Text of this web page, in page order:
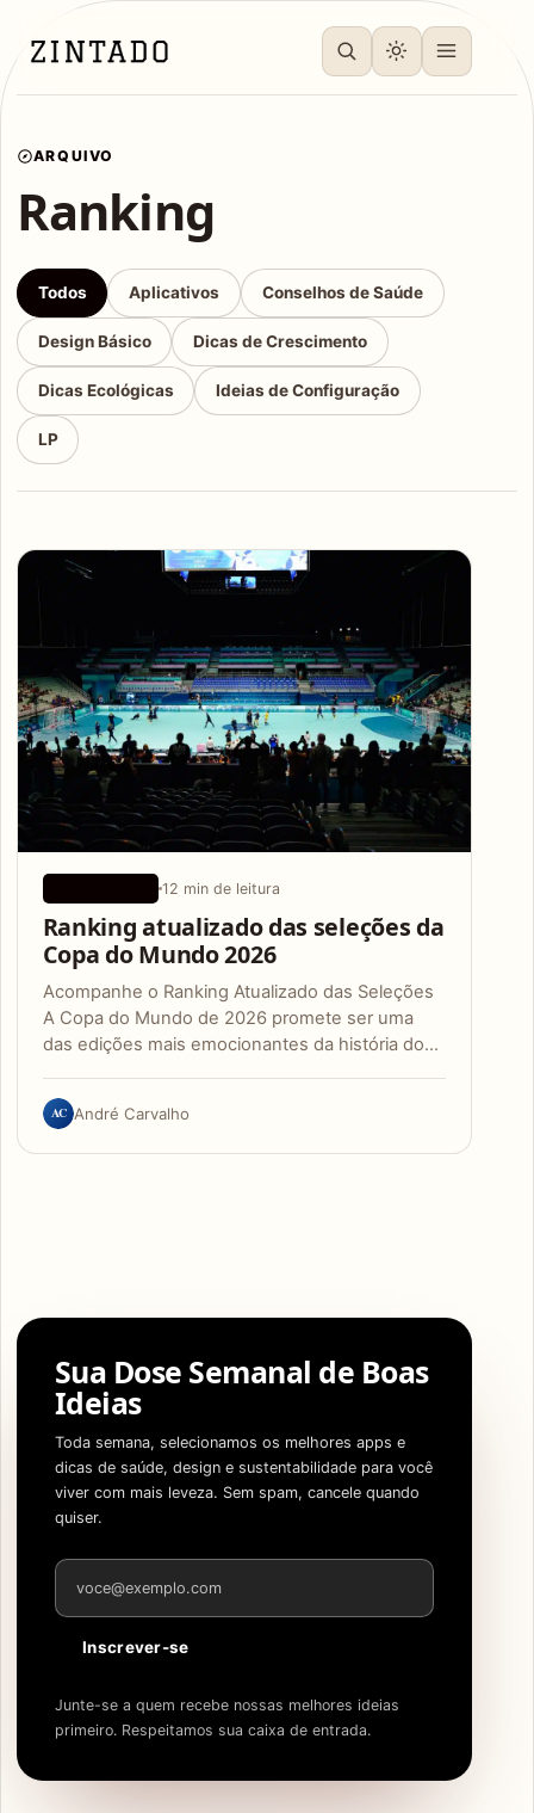
ARQUIVO
Ranking
Todos Aplicativos Conselhos de Saúde
Design Básico Dicas de Crescimento
Dicas Ecológicas Ideias de Configuração
LP
Articles
12 min de leitura
Ranking atualizado das seleções da
Copa do Mundo 2026
Acompanhe o Ranking Atualizado das Seleções
A Copa do Mundo de 2026 promete ser uma
das edições mais emocionantes da história do…
AC André Carvalho
Sua Dose Semanal de Boas
Ideias
Toda semana, selecionamos os melhores apps e
dicas de saúde, design e sustentabilidade para você
viver com mais leveza. Sem spam, cancele quando
quiser.
Endereço de e-mail
Inscrever-se
Junte-se a quem recebe nossas melhores ideias
primeiro. Respeitamos sua caixa de entrada.